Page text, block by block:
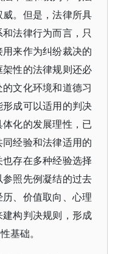
。但是，法律所具
法律行为而言，只
来作为纠纷裁决的
性的法律规则还必
文化环境和道德习
成可以适用的判决
化的发展理性，已
经验和法律适用的
存在多种经验选择
照先例凝结的过去
、价值取向、心理
构判决规则，形成
基础。